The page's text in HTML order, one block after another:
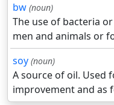
bw (noun)
The use of bacteria
men and animals or
soy (noun)
A source of oil. Used
improvement and as